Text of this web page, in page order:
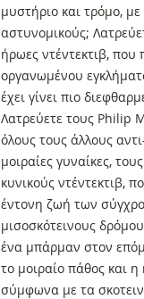
μυστήριο και τρόμο,
αστυνομικούς;
ήρωες ντέντεκτιβ,
οργανωμένου
έχει γίνει πιο
Λατρεύετε τους Philip
όλους τους άλλους
μοιραίες γυναίκες,
κυνικούς ντέντεκτιβ,
έντονη ζωή των
μισοσκότεινους
ένα μπάρμαν στον
το μοιραίο πάθος και
σύμφωνα με τα